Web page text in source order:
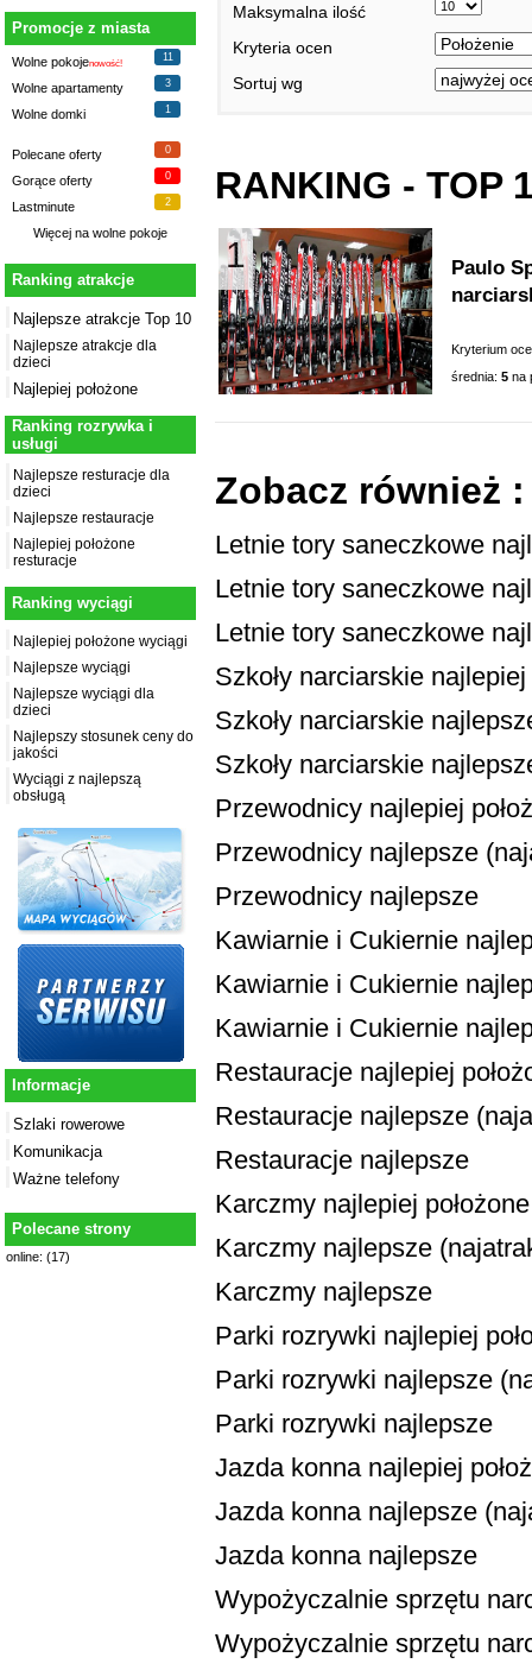
Promocje z miasta
Wolne pokojenowość!
11
Wolne apartamenty 3
Wolne domki 1
Polecane oferty 0
Gorące oferty 0
Lastminute 2
Więcej na wolne pokoje
Ranking atrakcje
Najlepsze atrakcje Top 10
Najlepsze atrakcje dla
dzieci
Najlepiej położone
Ranking rozrywka i
usługi
Najlepsze resturacje dla
dzieci
Najlepsze restauracje
Najlepiej położone
resturacje
Ranking wyciągi
Najlepiej położone wyciągi
Najlepsze wyciągi
Najlepsze wyciągi dla
dzieci
Najlepszy stosunek ceny do
jakości
Wyciągi z najlepszą
obsługą
Informacje
Szlaki rowerowe
Komunikacja
Ważne telefony
Polecane strony
online: (17)
Maksymalna ilość
Kryteria ocen
Sortuj wg
RANKING - TOP
1
Paulo
Kryterium
średnia: 5 na
Zobacz również :
Letnie tory saneczkowe
Letnie tory saneczkowe
Letnie tory saneczkowe
Szkoły narciarskie najlepiej
Szkoły narciarskie
Szkoły narciarskie
Przewodnicy najlepiej
Przewodnicy najlepsze
Przewodnicy najlepsze
Kawiarnie i Cukiernie
Kawiarnie i Cukiernie
Kawiarnie i Cukiernie
Restauracje najlepiej
Restauracje najlepsze
Restauracje najlepsze
Karczmy najlepiej położone
Karczmy najlepsze
Karczmy najlepsze
Parki rozrywki najlepiej
Parki rozrywki najlepsze
Parki rozrywki najlepsze
Jazda konna najlepiej
Jazda konna najlepsze
Jazda konna najlepsze
Wypożyczalnie sprzętu
Wypożyczalnie sprzętu